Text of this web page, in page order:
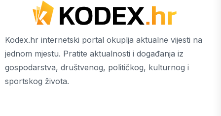
Kodex.hr internetski portal okuplja aktualne vijesti na
jednom mjestu. Pratite aktualnosti i događanja iz
gospodarstva, društvenog, političkog, kulturnog i
sportskog života.